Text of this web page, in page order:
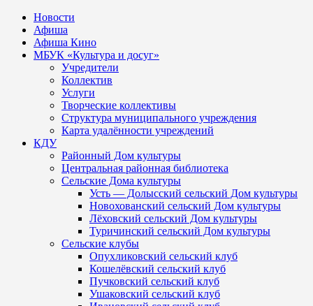
Новости
Афиша
Афиша Кино
МБУК «Культура и досуг»
Учредители
Коллектив
Услуги
Творческие коллективы
Структура муниципального учреждения
Карта удалённости учреждений
КДУ
Районный Дом культуры
Центральная районная библиотека
Сельские Дома культуры
Усть — Долысский сельский Дом культуры
Новохованский сельский Дом культуры
Лёховский сельский Дом культуры
Туричинский сельский Дом культуры
Сельские клубы
Опухликовский сельский клуб
Кошелёвский сельский клуб
Пучковский сельский клуб
Ушаковский сельский клуб